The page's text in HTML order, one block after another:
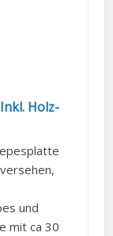
Holz-
und
mit ca 30